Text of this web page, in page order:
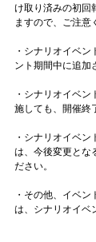
け取り済みの初回
ますので、ご注意
・シナリオイベ
ント期間中に追加
・シナリオイベ
施しても、開催終
・シナリオイベ
は、今後変更とな
ださい。
・その他、イベ
は、シナリオイベ